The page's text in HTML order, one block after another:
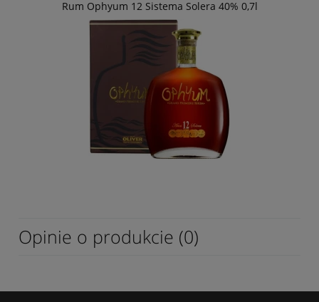
Rum Ophyum 12 Sistema Solera 40% 0,7l
Opinie o produkcie (0)